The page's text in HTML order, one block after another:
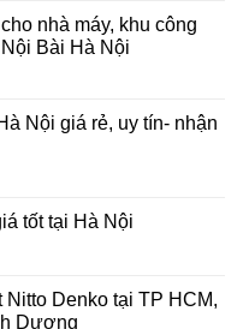
nhà máy, khu công
Bài Hà Nội
Nội giá rẻ, uy tín- nhận
tốt tại Hà Nội
Denko tại TP HCM,
Dương